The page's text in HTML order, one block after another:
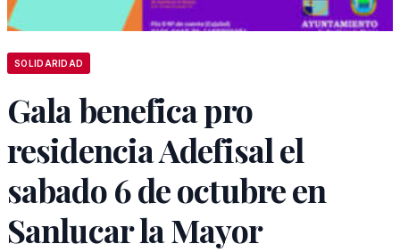
SOLIDARIDAD
Gala benefica pro
residencia Adefisal el
sabado 6 de octubre en
Sanlucar la Mayor